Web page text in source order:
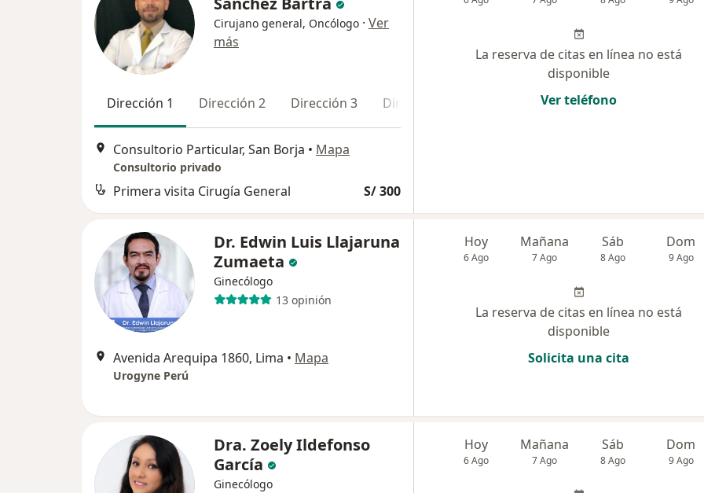
Cirujano general, Oncólogo · Ver
más
Dirección 1 Dirección 2 Dirección 3 Dirección 4
Consultorio Particular, San Borja • Mapa
Consultorio privado
Primera visita Cirugía General S/ 300
La reserva de citas en línea no está
disponible
Ver teléfono
Dr. Edwin Luis Llajaruna
Zumaeta
Ginecólogo
13 opinión
Avenida Arequipa 1860, Lima • Mapa
Urogyne Perú
Hoy
6 Ago
Mañana
7 Ago
Sáb
8 Ago
Dom
9 Ago
La reserva de citas en línea no está
disponible
Solicita una cita
Dra. Zoely Ildefonso
García
Ginecólogo
Hoy
6 Ago
Mañana
7 Ago
Sáb
8 Ago
Dom
9 Ago